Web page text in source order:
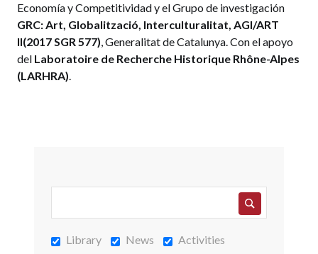
Economía y Competitividad y el Grupo de investigación
GRC: Art, Globalització, Interculturalitat, AGI/ART
II(2017 SGR 577), Generalitat de Catalunya. Con el apoyo
del Laboratoire de Recherche Historique Rhône-Alpes
(LARHRA).
Library News Activities